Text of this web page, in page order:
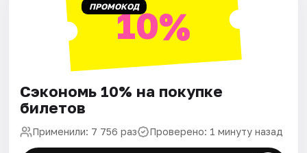
ПРОМОКОД10%
Сэкономь 10% на покупке
билетов
Применили: 7 756 раз Проверено: 1 минуту назад